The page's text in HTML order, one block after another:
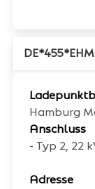
Hamburg
Anschluss
- Typ 2, 22
Adresse